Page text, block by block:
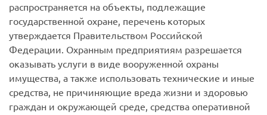
распространяется на объекты, подлежащие
государственной охране, перечень которых
утверждается Правительством Российской
Федерации. Охранным предприятиям разрешается
оказывать услуги в виде вооруженной охраны
имущества, а также использовать технические и иные
средства, не причиняющие вреда жизни и здоровью
граждан и окружающей среде, средства оперативной